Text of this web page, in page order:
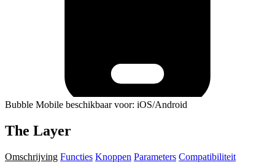
Bubble Mobile beschikbaar voor: iOS/Android
The Layer
Omschrijving Functies Knoppen Parameters Compatibiliteit